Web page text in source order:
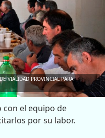
VIALIDAD PROVINCIAL PARA
con el equipo de
por su labor.